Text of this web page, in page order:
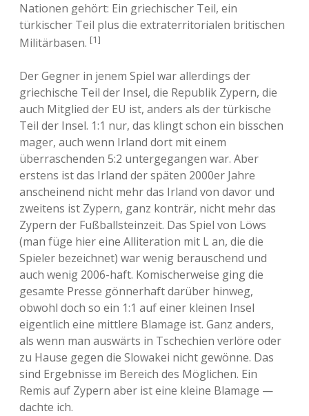
Nationen gehört: Ein griechischer Teil, ein
türkischer Teil plus die extraterritorialen britischen
Militärbasen. [1]
Der Gegner in jenem Spiel war allerdings der
griechische Teil der Insel, die Republik Zypern, die
auch Mitglied der EU ist, anders als der türkische
Teil der Insel. 1:1 nur, das klingt schon ein bisschen
mager, auch wenn Irland dort mit einem
überraschenden 5:2 untergegangen war. Aber
erstens ist das Irland der späten 2000er Jahre
anscheinend nicht mehr das Irland von davor und
zweitens ist Zypern, ganz konträr, nicht mehr das
Zypern der Fußballsteinzeit. Das Spiel von Löws
(man füge hier eine Alliteration mit L an, die die
Spieler bezeichnet) war wenig berauschend und
auch wenig 2006-haft. Komischerweise ging die
gesamte Presse gönnerhaft darüber hinweg,
obwohl doch so ein 1:1 auf einer kleinen Insel
eigentlich eine mittlere Blamage ist. Ganz anders,
als wenn man auswärts in Tschechien verlöre oder
zu Hause gegen die Slowakei nicht gewönne. Das
sind Ergebnisse im Bereich des Möglichen. Ein
Remis auf Zypern aber ist eine kleine Blamage —
dachte ich.